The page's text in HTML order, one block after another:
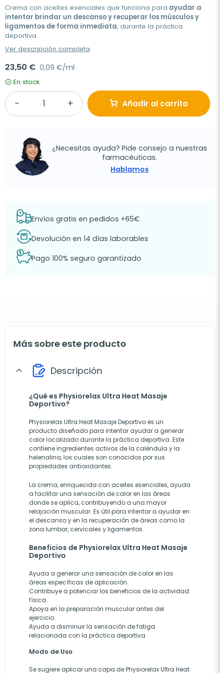
Crema con aceites esenciales que funciona para ayudar a
intentar brindar un descanso y recuperar los músculos y
ligamentos de forma inmediata, durante la práctica
deportiva.
Ver descripción completa
23,50 € 0,09 €/ml
En stock
Añadir al carrito
¿Necesitas ayuda? Pide consejo a nuestras
farmacéuticas.
Hablamos
Envíos gratis en pedidos +65€
Devolución en 14 días laborables
Pago 100% seguro garantizado
Más sobre este producto
expand_more Descripción
¿Qué es Physiorelax Ultra Heat Masaje
Deportivo?
Physiorelax Ultra Heat Masaje Deportivo es un
producto diseñado para intentar ayudar a generar
calor localizado durante la práctica deportiva. Este
contiene ingredientes activos de la caléndula y la
helenalina, los cuales son conocidos por sus
propiedades antioxidantes.
La crema, enriquecida con aceites esenciales, ayuda
a facilitar una sensación de calor en las áreas
donde se aplica, contribuyendo a una mayor
relajación muscular. Es útil para intentar a ayudar en
el descanso y en la recuperación de áreas como la
zona lumbar, cervicales y ligamentos.
Beneficios de Physiorelax Ultra Heat Masaje
Deportivo
Ayuda a generar una sensación de calor en las
áreas específicas de aplicación.
Contribuye a potenciar los beneficios de la actividad
física.
Apoya en la preparación muscular antes del
ejercicio.
Ayuda a disminuir la sensación de fatiga
relacionada con la práctica deportiva.
Modo de Uso
Se sugiere aplicar una capa de Physiorelax Ultra Heat